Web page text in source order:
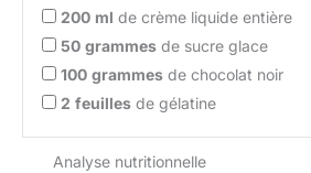
200 ml de crème liquide entière
50 grammes de sucre glace
100 grammes de chocolat noir
2 feuilles de gélatine
Analyse nutritionnelle